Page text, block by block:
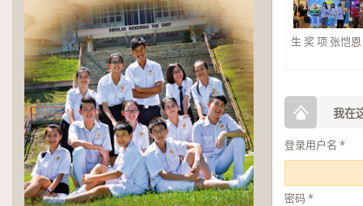
生 奖 项 张恺
我在
登录用户名 *
密码 *